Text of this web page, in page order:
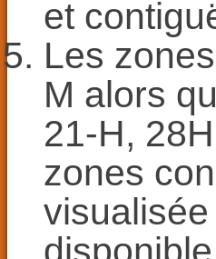
et
Les
M alors
21-H,
zones